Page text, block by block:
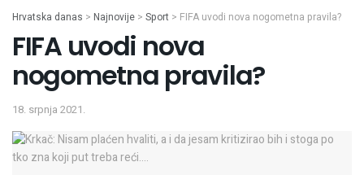
Hrvatska danas > Najnovije > Sport > FIFA uvodi nova nogometna pravila?
FIFA uvodi nova
nogometna pravila?
18. srpnja 2021.